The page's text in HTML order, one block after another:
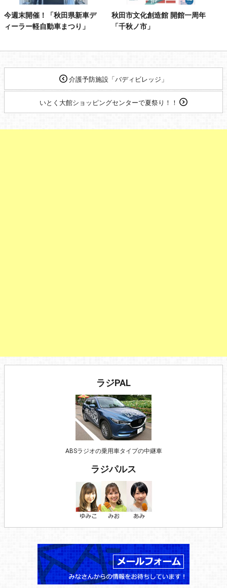
今週末開催！「秋田県新車デ
ィーラー軽自動車まつり」
秋田市文化創造館 開館一周年
「千秋ノ市」
介護予防施設「バディビレッジ」
いとく大館ショッピングセンターで夏祭り！！
ラジPAL
ABSラジオの乗用車タイプの中継車
ラジパルス